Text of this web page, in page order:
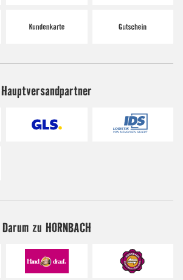
Hauptversandpartner
Darum zu HORNBACH